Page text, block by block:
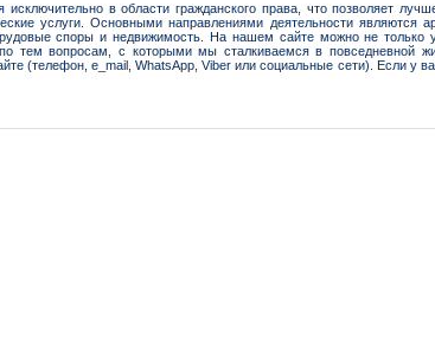
исключительно в области гражданского права, что позволяет
услуги. Основными направлениями деятельности являются
споры и недвижимость. На нашем сайте можно не
тем вопросам, с которыми мы сталкиваемся в повседневной
(телефон, e_mail, WhatsApp, Viber или социальные сети). Если у